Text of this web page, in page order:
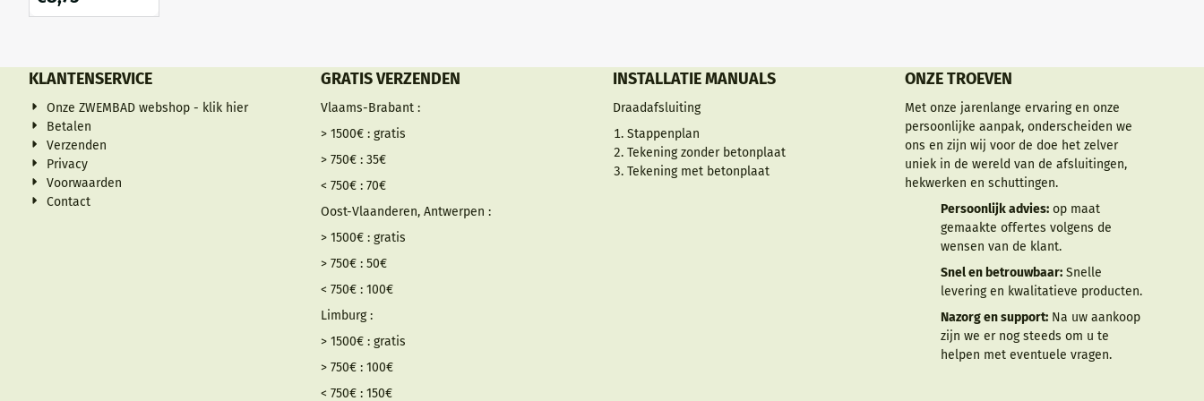
KLANTENSERVICE
Onze ZWEMBAD webshop - klik hier
Betalen
Verzenden
Privacy
Voorwaarden
Contact
GRATIS VERZENDEN
Vlaams-Brabant :
> 1500€ : gratis
> 750€ : 35€
< 750€ : 70€
Oost-Vlaanderen, Antwerpen :
> 1500€ : gratis
> 750€ : 50€
< 750€ : 100€
Limburg :
> 1500€ : gratis
> 750€ : 100€
< 750€ : 150€
INSTALLATIE MANUALS
Draadafsluiting
Stappenplan
Tekening zonder betonplaat
Tekening met betonplaat
ONZE TROEVEN
Met onze jarenlange ervaring en onze
persoonlijke aanpak, onderscheiden we
ons en zijn wij voor de doe het zelver
uniek in de wereld van de afsluitingen,
hekwerken en schuttingen.
Persoonlijk advies:op maat
gemaakte offertes volgens de
wensen van de klant.
Snel en betrouwbaar:Snelle
levering en kwalitatieve producten.
Nazorg en support:Na uw aankoop
zijn we er nog steeds om u te
helpen met eventuele vragen.